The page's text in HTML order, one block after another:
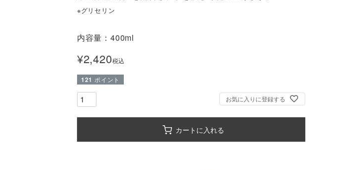
※グリセリン
内容量：400ml
¥2,420税込
121 ポイント
お気に入りに登録する
カートに入れる